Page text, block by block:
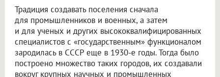
Традиция создавать поселения сначала
для промышленников и военных, а затем
и для ученых и других высококвалифицированных
специалистов с «государственным» функционалом
зародилась в СССР еще в 1930-е годы. Тогда было
построено множество таких городов, их создавали
вокруг крупных научных и промышленных